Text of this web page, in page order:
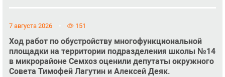
7 августа 2026 151
Ход работ по обустройству многофункциональной
площадки на территории подразделения школы №14
в микрорайоне Семхоз оценили депутаты окружного
Совета Тимофей Лагутин и Алексей Деяк.